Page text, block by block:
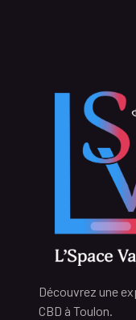
Découvrez une
CBD à Toulon.